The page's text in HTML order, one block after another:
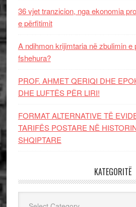
36 vjet tranzicion, nga ekonomia
e përfitimit
A ndihmon krijimtaria në zbulimin e
fshehura?
PROF. AHMET QERIQI DHE
DHE LUFTЁS PЁR LIRI!
FORMAT ALTERNATIVE TË
TARIFËS POSTARE NË
SHQIPTARE
KATEGORITË